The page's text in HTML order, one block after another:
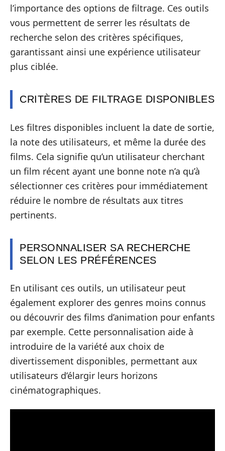
l’importance des options de filtrage. Ces outils
vous permettent de serrer les résultats de
recherche selon des critères spécifiques,
garantissant ainsi une expérience utilisateur
plus ciblée.
CRITÈRES DE FILTRAGE DISPONIBLES
Les filtres disponibles incluent la date de sortie,
la note des utilisateurs, et même la durée des
films. Cela signifie qu’un utilisateur cherchant
un film récent ayant une bonne note n’a qu’à
sélectionner ces critères pour immédiatement
réduire le nombre de résultats aux titres
pertinents.
PERSONNALISER SA RECHERCHE
SELON LES PRÉFÉRENCES
En utilisant ces outils, un utilisateur peut
également explorer des genres moins connus
ou découvrir des films d’animation pour enfants
par exemple. Cette personnalisation aide à
introduire de la variété aux choix de
divertissement disponibles, permettant aux
utilisateurs d’élargir leurs horizons
cinématographiques.